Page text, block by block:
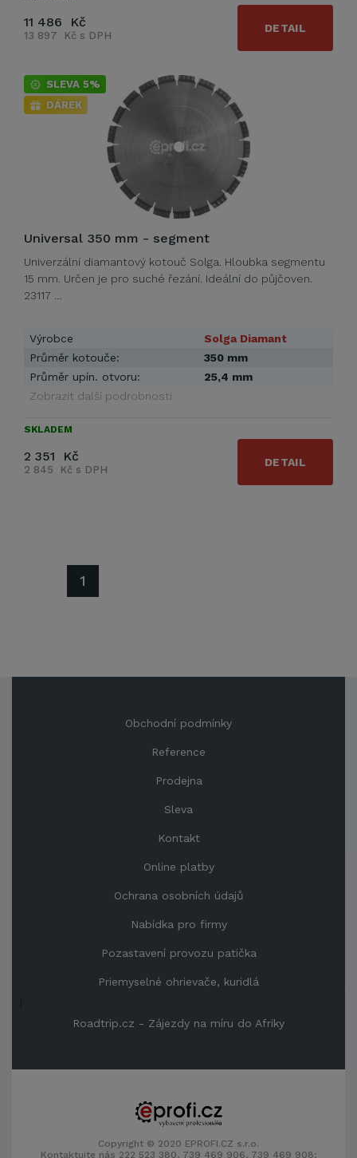
11 486 Kč
13 897 Kč s DPH
DETAIL
SLEVA 5%
DÁREK
Universal 350 mm - segment
Univerzální diamantový kotouč Solga. Hloubka segmentu
15 mm. Určen je pro suché řezání. Ideální do půjčoven.
23117 …
Výrobce
Solga Diamant
Průměr kotouče:
350 mm
Průměr upín. otvoru:
25,4 mm
Zobrazit další podrobnosti
SKLADEM
2 351 Kč
2 845 Kč s DPH
DETAIL
1
Obchodní podmínky
Reference
Prodejna
Sleva
Kontakt
Online platby
Ochrana osobních údajů
Nabídka pro firmy
Pozastavení provozu patička
Priemyselné ohrievače, kuridlá
Roadtrip.cz - Zájezdy na míru do Afriky
Copyright © 2020 EPROFI.CZ s.r.o.
Kontaktujte nás 222 523 380, 739 469 906, 739 469 908;